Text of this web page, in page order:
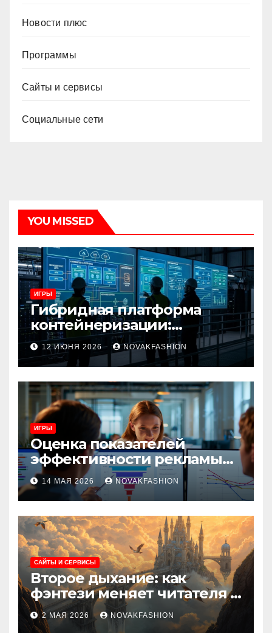
Новости плюс
Программы
Сайты и сервисы
Социальные сети
YOU MISSED
ИГРЫ
Гибридная платформа
контейнеризации:
архитектура, особенности
и сценарии использования
12 ИЮНЯ 2026 NOVAKFASHION
ИГРЫ
Оценка показателей
эффективности рекламы
при атрибуции
множественных точек
касания
14 МАЯ 2026 NOVAKFASHION
САЙТЫ И СЕРВИСЫ
Второе дыхание: как
фэнтези меняет читателя и
культуру
2 МАЯ 2026 NOVAKFASHION